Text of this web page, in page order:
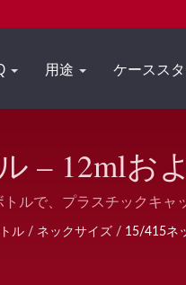
用途 ケースス
– 12mlお
びブラシ
ルで、プラスチックキ
イルグルー、タッチア
ル / ネックサイズ / 15/415ネ